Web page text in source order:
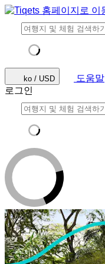
ko / USD
도움말
로그인